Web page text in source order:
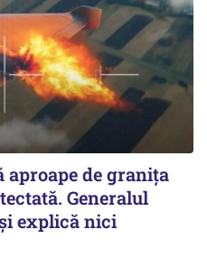
aproape de granița
Generalul
explică nici